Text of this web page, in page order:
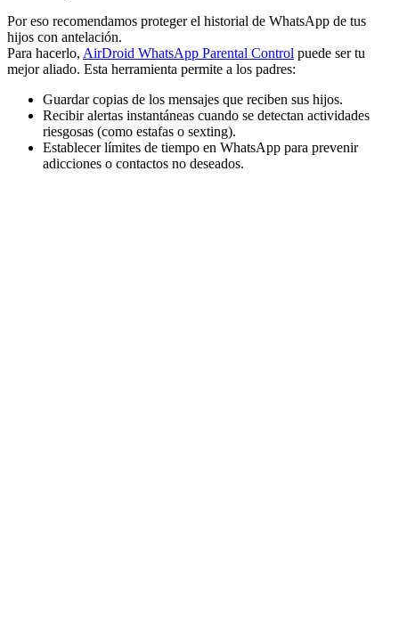
Por eso recomendamos proteger el historial de WhatsApp de tus
hijos con antelación.
Para hacerlo, AirDroid WhatsApp Parental Control puede ser tu
mejor aliado. Esta herramienta permite a los padres:
Guardar copias de los mensajes que reciben sus hijos.
Recibir alertas instantáneas cuando se detectan actividades
riesgosas (como estafas o sexting).
Establecer límites de tiempo en WhatsApp para prevenir
adicciones o contactos no deseados.